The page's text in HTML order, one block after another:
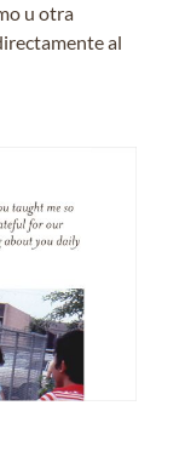
u otra
al